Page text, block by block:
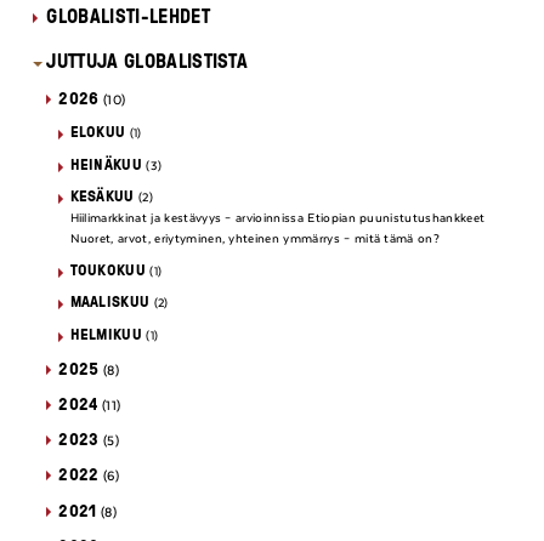
GLOBALISTI-LEHDET
JUTTUJA GLOBALISTISTA
2026 (10)
ELOKUU (1)
HEINÄKUU (3)
KESÄKUU (2)
Hiilimarkkinat ja kestävyys – arvioinnissa Etiopian puunistutushankkeet
Nuoret, arvot, eriytyminen, yhteinen ymmärrys – mitä tämä on?
TOUKOKUU (1)
MAALISKUU (2)
HELMIKUU (1)
2025 (8)
2024 (11)
2023 (5)
2022 (6)
2021 (8)